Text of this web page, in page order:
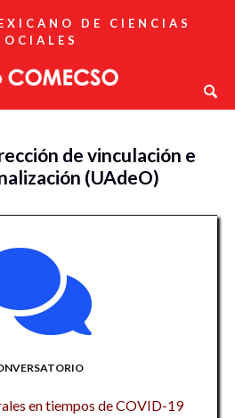
DE CIENCIAS
de vinculación e
(UAdeO)
en tiempos de COVID-19